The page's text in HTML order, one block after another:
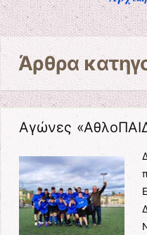
Άρθρα
Αγώνες